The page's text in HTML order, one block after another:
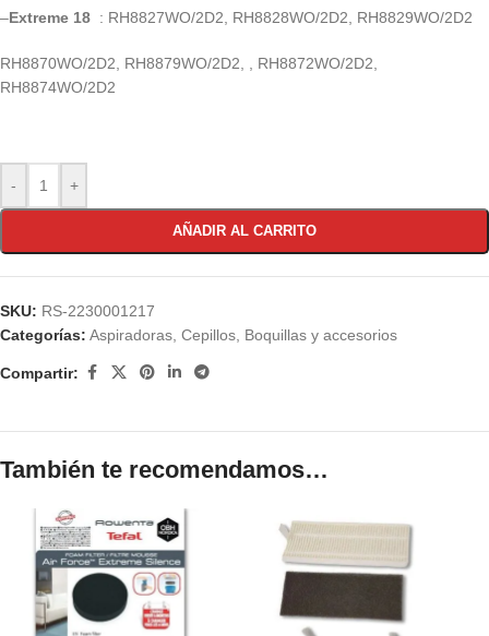
–Extreme 18 : RH8827WO/2D2, RH8828WO/2D2, RH8829WO/2D2
RH8870WO/2D2, RH8879WO/2D2, , RH8872WO/2D2,
RH8874WO/2D2
- +
AÑADIR AL CARRITO
SKU: RS-2230001217
Categorías: Aspiradoras Cepillos, Boquillas y accesorios
Compartir:
También te recomendamos…